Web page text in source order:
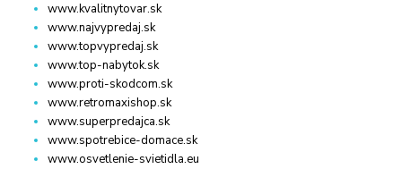
www.kvalitnytovar.sk
www.najvypredaj.sk
www.topvypredaj.sk
www.top-nabytok.sk
www.proti-skodcom.sk
www.retromaxishop.sk
www.superpredajca.sk
www.spotrebice-domace.sk
www.osvetlenie-svietidla.eu